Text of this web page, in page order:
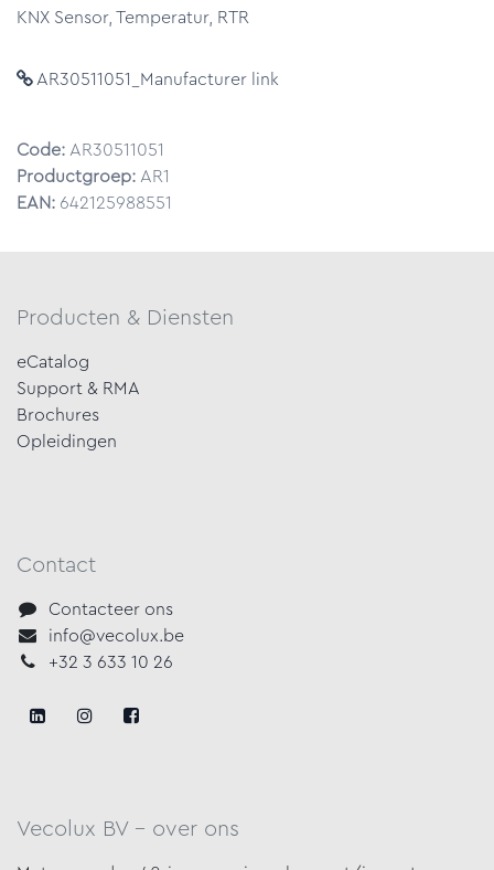
KNX Sensor, Temperatur, RTR
AR30511051_Manufacturer link
Code: AR30511051
Productgroep: AR1
EAN: 642125988551
Producten & Diensten
eCatalog
Support & RMA
Brochures
Opleidingen
Contact
Contacteer ons
info@vecolux.be
+32 3 633 10 26
Vecolux BV - over ons